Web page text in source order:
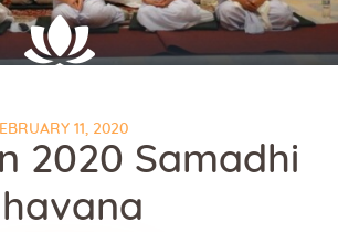
11, 2020
2020 Samadhi